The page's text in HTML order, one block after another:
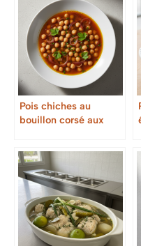
Pois chiches au
bouillon corsé aux